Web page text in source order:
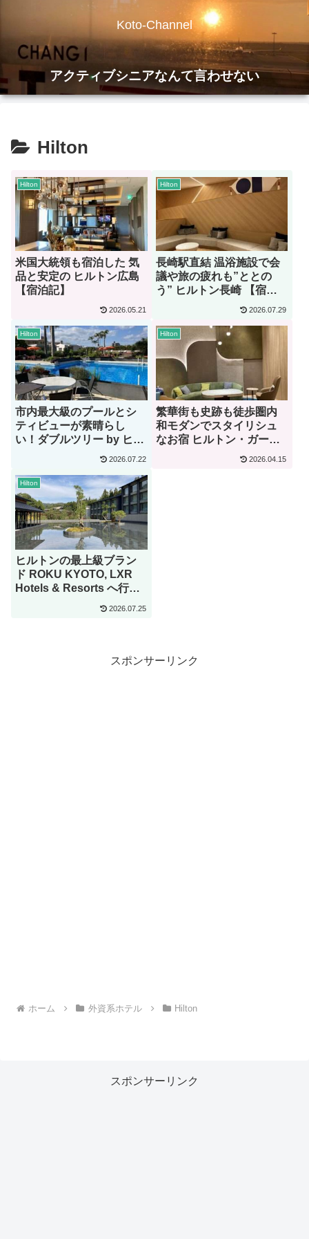
Koto-Channel
アクティブシニアなんて言わせない
Hilton
Hilton
米国大統領も宿泊した 気
品と安定の ヒルトン広島
【宿泊記】
2026.05.21
Hilton
長崎駅直結 温浴施設で会
議や旅の疲れも”ととの
う” ヒルトン長崎 【宿泊
2026.07.29
Hilton
市内最大級のプールとシ
ティビューが素晴らし
い！ダブルツリー by ヒル
トン那覇首里城【宿泊
2026.07.22
Hilton
繁華街も史跡も徒歩圏内
和モダンでスタイリシュ
なお宿 ヒルトン・ガーデ
ン・イン京都四条烏丸
2026.04.15
Hilton
ヒルトンの最上級ブラン
ド ROKU KYOTO, LXR
Hotels & Resorts へ行っ
2026.07.25
スポンサーリンク
ホーム 外資系ホテル Hilton
スポンサーリンク